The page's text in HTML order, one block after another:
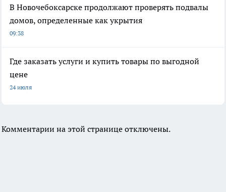
В Новочебоксарске продолжают проверять подвалы
домов, определенные как укрытия
09:38
Где заказать услуги и купить товары по выгодной
цене
24 июля
Комментарии на этой странице отключены.